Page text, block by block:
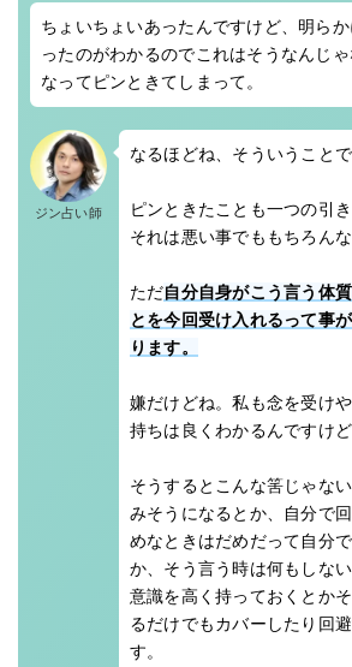
ちょいちょいあったんですけど、明ら
ったのがわかるのでこれはそうなんじ
なってピンときてしまって。
ジン占い師
なるほどね、そういうことで
ピンときたことも一つの引
それは悪い事でももちろん
ただ自分自身がこう言う体
とを今回受け入れるって事
ります。
嫌だけどね。私も念を受け
持ちは良くわかるんですけど
そうするとこんな筈じゃな
みそうになるとか、自分で
めなときはだめだって自分
か、そう言う時は何もしな
意識を高く持っておくとか
るだけでもカバーしたり回
す。